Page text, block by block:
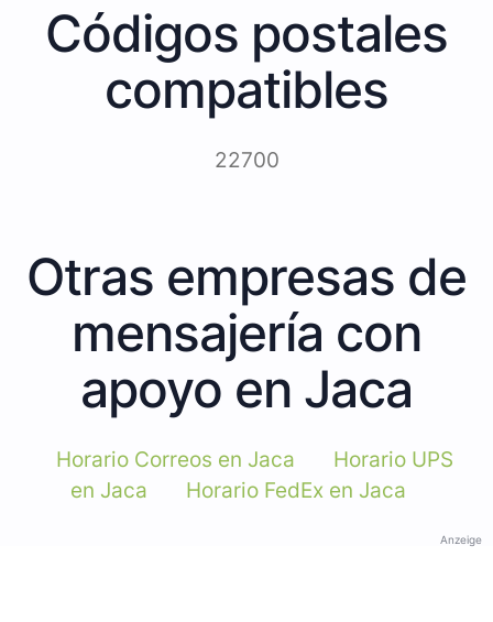
Códigos postales
compatibles
22700
Otras empresas de
mensajería con
apoyo en Jaca
Horario Correos en Jaca
Horario UPS
en Jaca
Horario FedEx en Jaca
Anzeige